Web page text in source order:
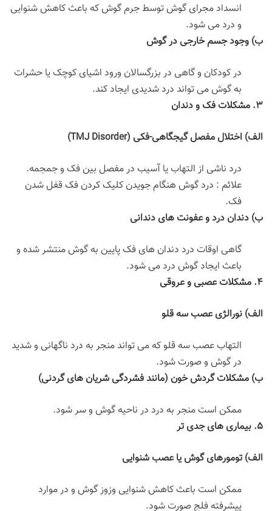
انسداد مجرای گوش توسط جرم گوش که باعث کاهش شنوایی
و درد می شود.
ب) وجود جسم خارجی در گوش
در کودکان و گاهی در بزرگسالان ورود اشیای کوچک یا حشرات
به گوش می تواند درد شدیدی ایجاد کند.
۳. مشکلات فک و دندان
الف) اختلال مفصل گیجگاهی-فکی (TMJ Disorder)
درد ناشی از التهاب یا آسیب در مفصل بین فک و جمجمه.
علائم : درد گوش هنگام جویدن کلیک کردن فک قفل شدن
فک.
ب) دندان درد و عفونت های دندانی
گاهی اوقات درد دندان های فک پایین به گوش منتشر شده و
باعث ایجاد گوش درد می شود.
۴. مشکلات عصبی و عروقی
الف) نورالژی عصب سه قلو
التهاب عصب سه قلو که می تواند منجر به درد ناگهانی و شدید
در گوش و صورت شود.
ب) مشکلات گردش خون (مانند فشردگی شریان های گردنی)
ممکن است منجر به درد در ناحیه گوش و سر شود.
۵. بیماری های جدی تر
الف)تومورهای گوش یا عصب شنوایی
ممکن است باعث کاهش شنوایی وزوز گوش و در موارد
پیشرفته فلج صورت شود.